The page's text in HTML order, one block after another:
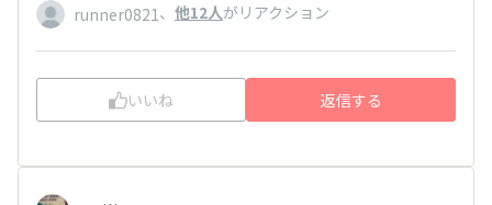
runner0821、 他12人がリアクション
いいね 返信する